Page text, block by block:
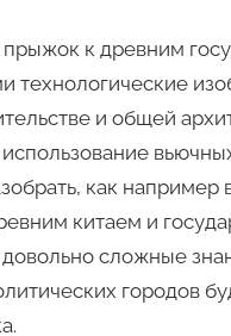
к древним
технологические
и общей
как
китаем и
довольно сложные
городов